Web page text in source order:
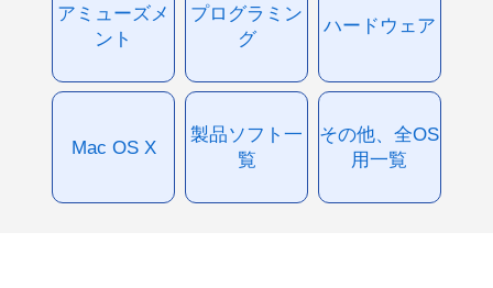
アミューズメ
ント
プログラミン
グ
ハードウェア
Mac OS X
製品ソフト一
覧
その他、全OS
用一覧